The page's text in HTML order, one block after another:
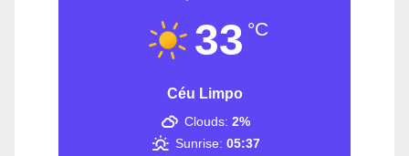
33 °C
Céu Limpo
Clouds: 2%
Sunrise: 05:37